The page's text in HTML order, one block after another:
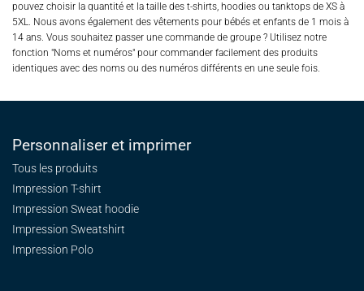
pouvez choisir la quantité et la taille des t-shirts, hoodies ou tanktops de XS à
5XL. Nous avons également des vêtements pour bébés et enfants de 1 mois à
14 ans. Vous souhaitez passer une commande de groupe ? Utilisez notre
fonction "Noms et numéros" pour commander facilement des produits
identiques avec des noms ou des numéros différents en une seule fois.
Personnaliser et imprimer
Tous les produits
Impression T-shirt
Impression Sweat hoodie
Impression Sweatshirt
Impression Polo